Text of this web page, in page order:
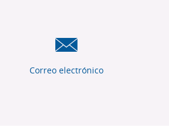
Correo electrónico